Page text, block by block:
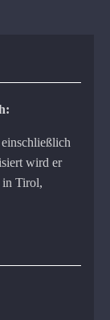
wird er
in Tirol,